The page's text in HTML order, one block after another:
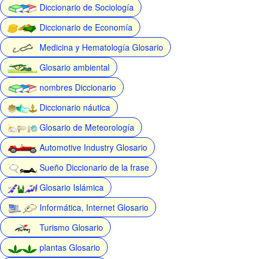
Diccionario de Sociología
Diccionario de Economía
Medicina y Hematología Glosario
Glosario ambiental
nombres Diccionario
Diccionario náutica
Glosario de Meteorología
Automotive Industry Glosario
Sueño Diccionario de la frase
Glosario Islámica
Informática, Internet Glosario
Turismo Glosario
plantas Glosario